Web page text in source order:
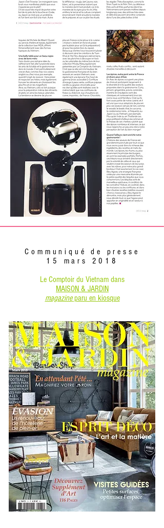
Communiqué de presse
15 mars 2018
Le Comptoir du Vietnam dans
MAISON & JARDIN
magazineparu en kiosque